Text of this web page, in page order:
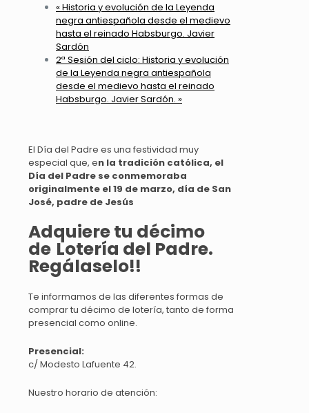
« Historia y evolución de la Leyenda
negra antiespañola desde el medievo
hasta el reinado Habsburgo. Javier
Sardón
2ª Sesión del ciclo: Historia y evolución
de la Leyenda negra antiespañola
desde el medievo hasta el reinado
Habsburgo. Javier Sardón. »
El Día del Padre es una festividad muy
especial que, en la tradición católica, el
Día del Padre se conmemoraba
originalmente el 19 de marzo, día de San
José, padre de Jesús
Adquiere tu décimo
de Lotería del Padre.
Regálaselo!!
Te informamos de las diferentes formas de
comprar tu décimo de lotería, tanto de forma
presencial como online.
Presencial:
c/ Modesto Lafuente 42.
Nuestro horario de atención: